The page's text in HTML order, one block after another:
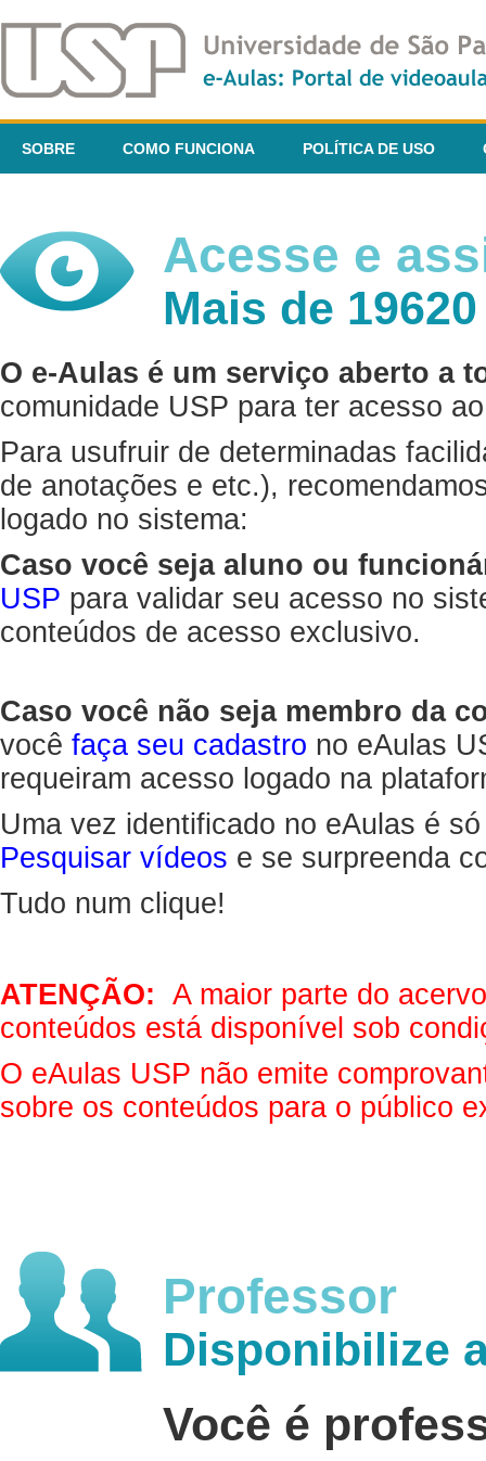
SOBRE COMO FUNCIONA POLÍTICA DE USO
Acesse e
Mais de
O e-Aulas é um serviço aberto a
comunidade USP para ter acesso
Para usufruir de determinadas
de anotações e etc.),
logado no sistema:
Caso você seja aluno ou
USP para validar seu acesso no
conteúdos de acesso exclusivo.
Caso você não seja membro da
você faça seu cadastro no eAulas
requeiram acesso logado na
Uma vez identificado no eAulas é
Pesquisar vídeos e se surpreenda
Tudo num clique!
ATENÇÃO: A maior parte do
conteúdos está disponível sob
O eAulas USP não emite
sobre os conteúdos para o público
Professor
Disponibilize
Você é